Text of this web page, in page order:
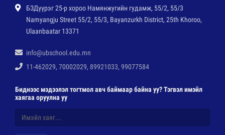
БЗДүүрэг 25-р хороо Намянжугийн гудамж, 55/2, 55/3
Namyangju Street 55/2, 55/3, Bayanzurkh District, 25th Khoroo,
Ulaanbaatar 13371
info@ubschool.edu.mn
11-462029, 70002029, 89921033, 99077584
Биднээс мэдээлэл тогтмол авч баймаар байна уу? Тэгвэл имэйл
хаягаа оруулна уу